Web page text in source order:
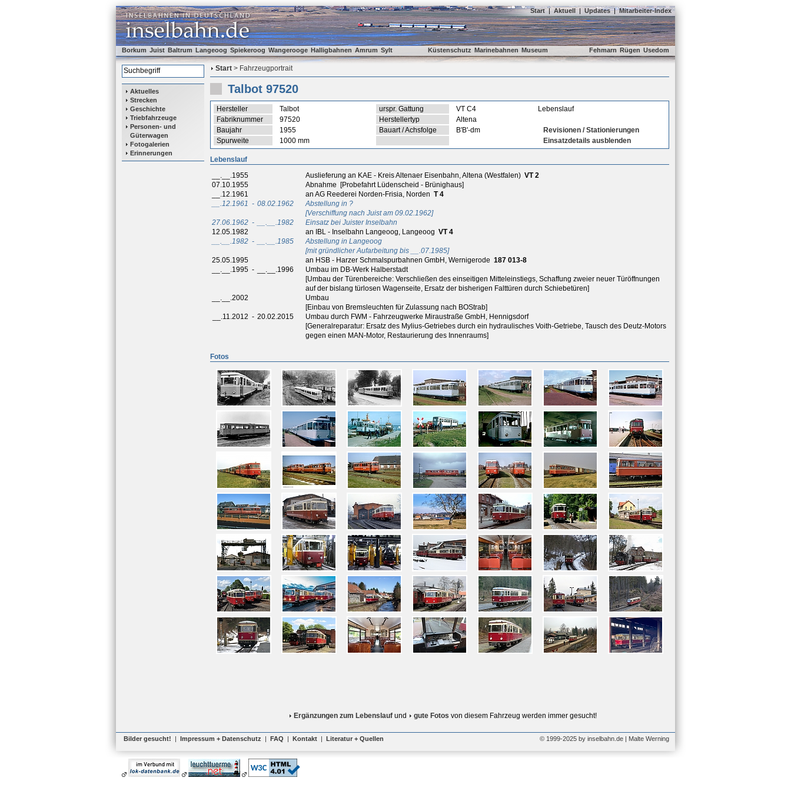
Start | Aktuell | Updates | Mitarbeiter-Index
Borkum Juist Baltrum Langeoog Spiekeroog Wangerooge Halligbahnen Amrum Sylt Küstenschutz Marinebahnen Museum Fehmarn Rügen Usedom
Aktuelles
Strecken
Geschichte
Triebfahrzeuge
Personen- und
Güterwagen
Fotogalerien
Erinnerungen
Start > Fahrzeugportrait
Talbot 97520
Hersteller Talbot urspr. Gattung VT C4
Lebenslauf
Fabriknummer
97520 Herstellertyp
Altena
Baujahr
1955 Bauart / Achsfolge B'B'-dm
Revisionen / Stationierungen
Spurweite
1000 mm Einsatzdetails ausblenden
Lebenslauf
__.__.1955
Auslieferung an KAE - Kreis Altenaer Eisenbahn, Altena (Westfalen) VT 2
07.10.1955
Abnahme [Probefahrt Lüdenscheid - Brünighaus]
__.12.1961
an AG Reederei Norden-Frisia, Norden T 4
__.12.1961 - 08.02.1962
Abstellung in ?
[Verschiffung nach Juist am 09.02.1962]
27.06.1962 - __.__.1982
Einsatz bei Juister Inselbahn
12.05.1982
an IBL - Inselbahn Langeoog, Langeoog VT 4
__.__.1982 - __.__.1985
Abstellung in Langeoog
[mit gründlicher Aufarbeitung bis __.07.1985]
25.05.1995
an HSB - Harzer Schmalspurbahnen GmbH, Wernigerode 187 013-8
__.__.1995 - __.__.1996
Umbau im DB-Werk Halberstadt
[Umbau der Türenbereiche: Verschließen des einseitigen Mitteleinstiegs, Schaffung zweier neuer Türöffnungen
auf der bislang türlosen Wagenseite, Ersatz der bisherigen Falttüren durch Schiebetüren]
__.__.2002
Umbau
[Einbau von Bremsleuchten für Zulassung nach BOStrab]
__.11.2012 - 20.02.2015
Umbau durch FWM - Fahrzeugwerke Miraustraße GmbH, Hennigsdorf
[Generalreparatur: Ersatz des Mylius-Getriebes durch ein hydraulisches Voith-Getriebe, Tausch des Deutz-Motors
gegen einen MAN-Motor, Restaurierung des Innenraums]
Fotos
Ergänzungen zum Lebenslauf und gute Fotos von diesem Fahrzeug werden immer gesucht!
Bilder gesucht! | Impressum + Datenschutz | FAQ | Kontakt | Literatur + Quellen © 1999-2025 by inselbahn.de | Malte Werning